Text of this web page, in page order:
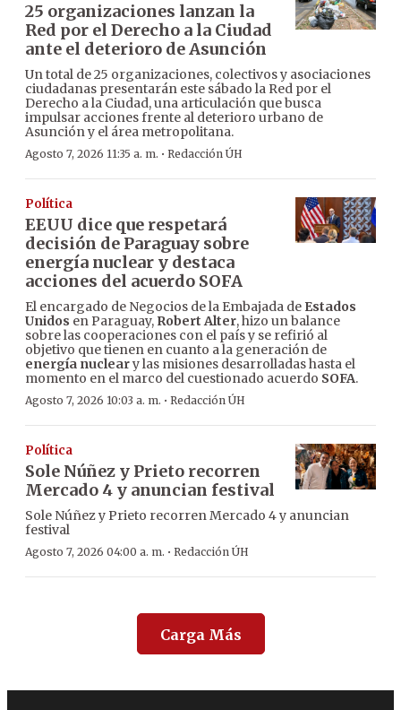
25 organizaciones lanzan la
Red por el Derecho a la Ciudad
ante el deterioro de Asunción
Un total de 25 organizaciones, colectivos y asociaciones
ciudadanas presentarán este sábado la Red por el
Derecho a la Ciudad, una articulación que busca
impulsar acciones frente al deterioro urbano de
Asunción y el área metropolitana.
Agosto 7, 2026 11:35 a. m. · Redacción ÚH
Política
EEUU dice que respetará
decisión de Paraguay sobre
energía nuclear y destaca
acciones del acuerdo SOFA
El encargado de Negocios de la Embajada de Estados
Unidos en Paraguay, Robert Alter, hizo un balance
sobre las cooperaciones con el país y se refirió al
objetivo que tienen en cuanto a la generación de
energía nucleary las misiones desarrolladas hasta el
momento en el marco del cuestionado acuerdo SOFA.
Agosto 7, 2026 10:03 a. m. · Redacción ÚH
Política
Sole Núñez y Prieto recorren
Mercado 4 y anuncian festival
Sole Núñez y Prieto recorren Mercado 4 y anuncian
festival
Agosto 7, 2026 04:00 a. m. · Redacción ÚH
Carga Más